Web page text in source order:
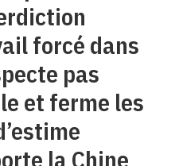
forcé dans
pas
et ferme les
la Chine